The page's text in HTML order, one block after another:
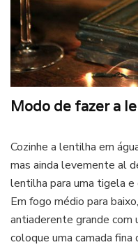
Modo de fazer a
Cozinhe a lentilha em
mas ainda levemente al
lentilha para uma tigela e
Em fogo médio para
antiaderente grande com
coloque uma camada